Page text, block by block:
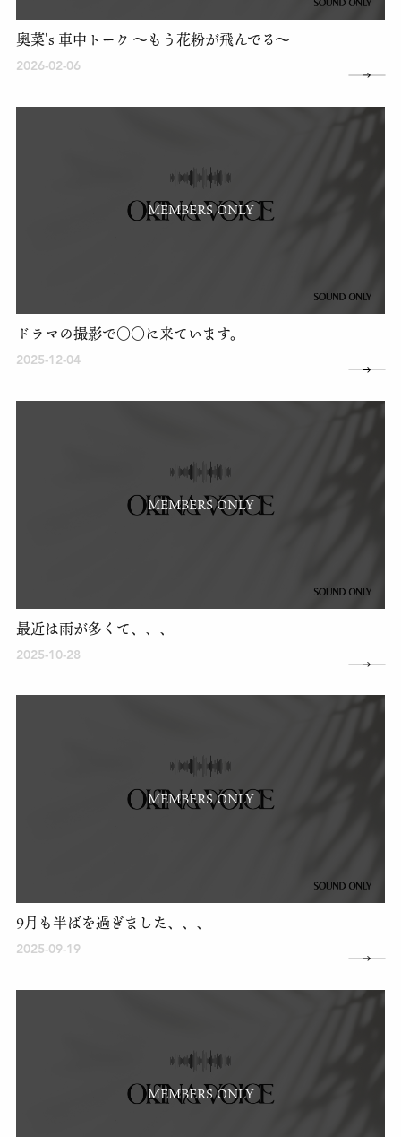
奥菜's 車中トーク 〜もう花粉が飛んでる〜
2026-02-06
MEMBERS ONLY
ドラマの撮影で○○に来ています。
2025-12-04
MEMBERS ONLY
最近は雨が多くて、、、
2025-10-28
MEMBERS ONLY
9月も半ばを過ぎました、、、
2025-09-19
MEMBERS ONLY